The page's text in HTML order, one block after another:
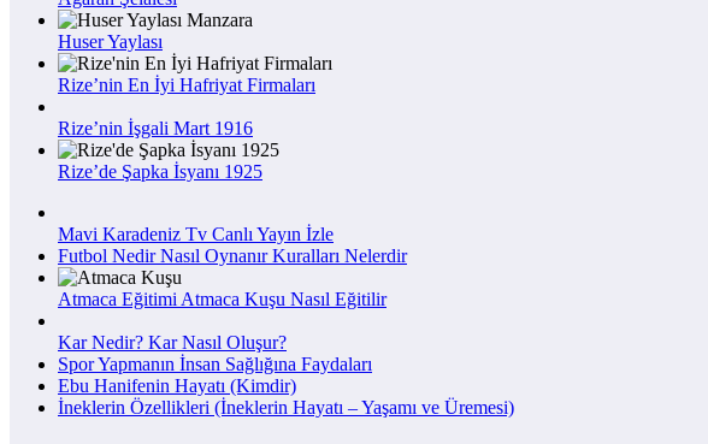
Huser Yaylası
Rize’nin En İyi Hafriyat Firmaları
Rize’nin İşgali Mart 1916
Rize’de Şapka İsyanı 1925
Mavi Karadeniz Tv Canlı Yayın İzle
Futbol Nedir Nasıl Oynanır Kuralları Nelerdir
Atmaca Eğitimi Atmaca Kuşu Nasıl Eğitilir
Kar Nedir? Kar Nasıl Oluşur?
Spor Yapmanın İnsan Sağlığına Faydaları
Ebu Hanifenin Hayatı (Kimdir)
İneklerin Özellikleri (İneklerin Hayatı – Yaşamı ve Üremesi)